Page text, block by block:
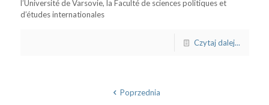
l’Université de Varsovie, la Faculté de sciences politiques et
d’études internationales
Czytaj dalej...
Poprzednia